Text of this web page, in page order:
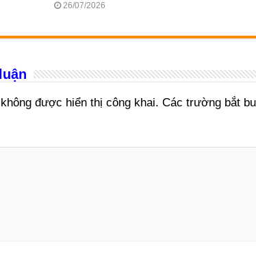
26/07/2026
được hiển thị công khai. Các trường bắt